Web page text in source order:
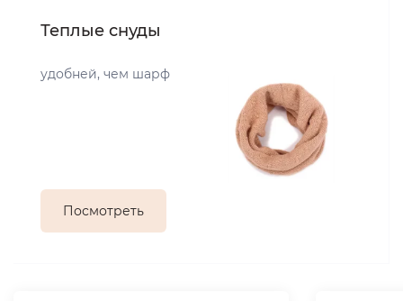
Теплые снуды
удобней, чем шарф
Посмотреть